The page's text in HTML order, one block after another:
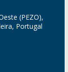
(PEZO),
Portugal